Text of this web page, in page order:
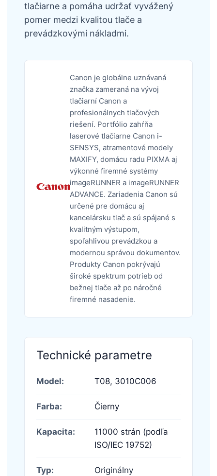
tlačiarne a pomáha udržať vyvážený
pomer medzi kvalitou tlače a
prevádzkovými nákladmi.
Canon je globálne uznávaná
značka zameraná na vývoj
tlačiarní Canon a
profesionálnych tlačových
riešení. Portfólio zahŕňa
laserové tlačiarne Canon i-
SENSYS, atramentové modely
MAXIFY, domácu radu PIXMA aj
výkonné firemné systémy
imageRUNNER a imageRUNNER
ADVANCE. Zariadenia Canon sú
určené pre domácu aj
kancelársku tlač a sú spájané s
kvalitným výstupom,
spoľahlivou prevádzkou a
modernou správou dokumentov.
Produkty Canon pokrývajú
široké spektrum potrieb od
bežnej tlače až po náročné
firemné nasadenie.
Technické parametre
Model: T08, 3010C006
Farba: Čierny
Kapacita:
11000 strán (podľa
ISO/IEC 19752)
Typ: Originálny